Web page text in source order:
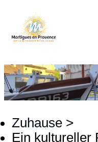
Zuhause >
Ein kultureller